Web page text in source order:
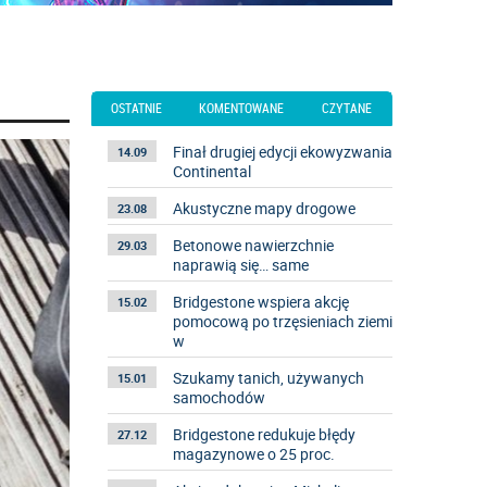
OSTATNIE KOMENTOWANE CZYTANE
14.09
Finał drugiej edycji ekowyzwania
Continental
23.08 Akustyczne mapy drogowe
29.03
Betonowe nawierzchnie
naprawią się… same
15.02
Bridgestone wspiera akcję
pomocową po trzęsieniach ziemi
w
15.01
Szukamy tanich, używanych
samochodów
27.12
Bridgestone redukuje błędy
magazynowe o 25 proc.